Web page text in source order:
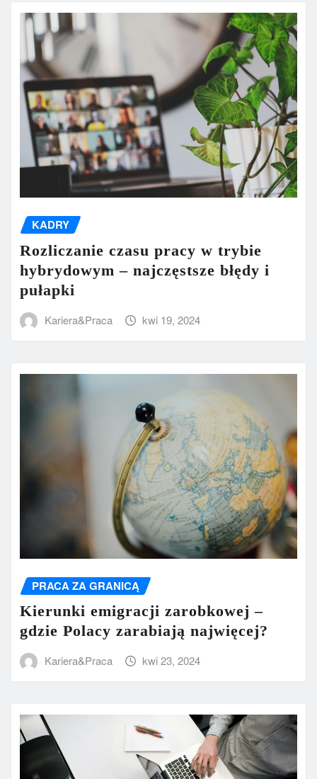
KADRY
Rozliczanie czasu pracy w trybie
hybrydowym – najczęstsze błędy i
pułapki
Kariera&Praca kwi 19, 2024
PRACA ZA GRANICĄ
Kierunki emigracji zarobkowej –
gdzie Polacy zarabiają najwięcej?
Kariera&Praca kwi 23, 2024